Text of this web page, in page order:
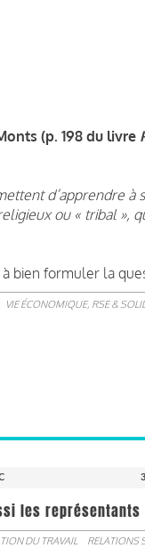
(p. 198 du livre
d’apprendre à
ou « tribal »,
bien formuler la
VIE ÉCONOMIQUE, RSE &
les représentants
DU TRAVAIL RELATIONS